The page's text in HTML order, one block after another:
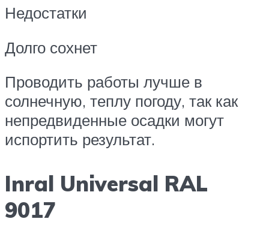
Недостатки
Долго сохнет
Проводить работы лучше в
солнечную, теплу погоду, так как
непредвиденные осадки могут
испортить результат.
Inral Universal RAL
9017